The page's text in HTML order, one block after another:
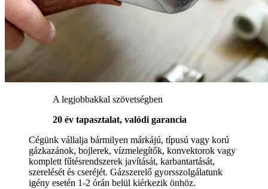
A legjobbakkal szövetségben
20 év tapasztalat, valódi garancia
Cégünk vállalja bármilyen márkájú, típusú vagy korú
gázkazánok, bojlerek, vízmelegítők, konvektorok vagy
komplett fűtésrendszerek javítását, karbantartását,
szerelését és cseréjét. Gázszerelő gyorsszolgálatunk
igény esetén 1-2 órán belül kiérkezik önhöz.